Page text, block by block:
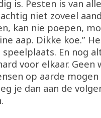
is. Pesten is van
niet zoveel
kan nie poepen,
aap. Dikke koe.”
En nog
voor elkaar. Geen
op aarde mogen
je dan aan de